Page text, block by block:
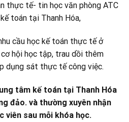
thực tế- tin học văn phòng ATC
toán tại Thanh Hóa,
cầu học kế toán thực tế ở
hội học tập, trau dồi thêm
dụng sát thực tế công việc.
tâm kế toán tại Thanh Hóa
đảo. và thường xuyên nhận
viên sau mỗi khóa học.